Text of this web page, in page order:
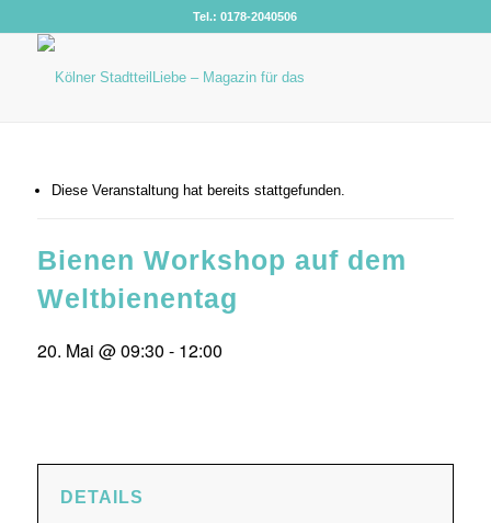
Tel.: 0178-2040506
Diese Veranstaltung hat bereits stattgefunden.
Bienen Workshop auf dem
Weltbienentag
20. Mai @ 09:30 - 12:00
DETAILS